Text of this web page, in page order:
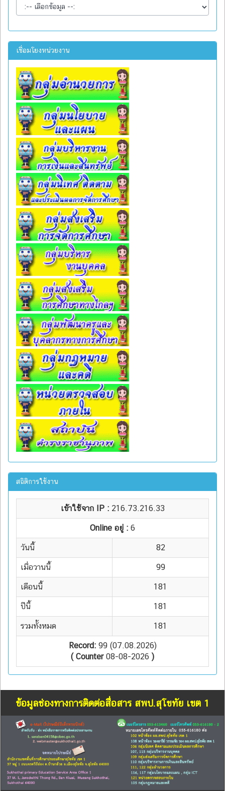
เชื่อมโยงหน่วยงาน
สถิติการใช้งาน
เข้าใช้จาก IP : 216.73.216.33
Online อยู่ : 6
วันนี้ 82
เมื่อวานนี้ 99
เดือนนี้ 181
ปีนี้ 181
รวมทั้งหมด 181
Record:99 (07.08.2026)
( Counter08-08-2026 )
ข้อมูลช่องทางการติดต่อสื่อสาร สพป.สุโขทัย เขต 1